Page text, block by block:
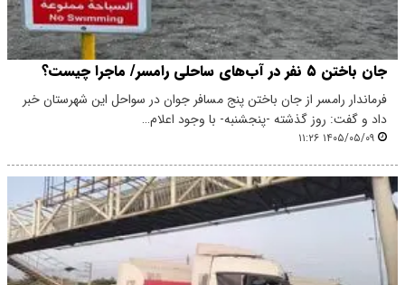
جان باختن ۵ نفر در آب‌های ساحلی رامسر/ ماجرا چیست؟
​فرماندار رامسر از جان باختن پنج مسافر جوان در سواحل این شهرستان خبر
داد و گفت: روز گذشته -پنجشنبه- با وجود اعلام…
۱۴۰۵/۰۵/۰۹ ۱۱:۲۶